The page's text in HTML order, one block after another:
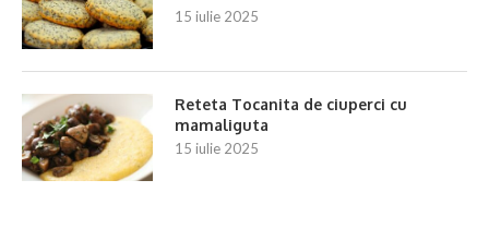
15 iulie 2025
Reteta Tocanita de ciuperci cu
mamaliguta
15 iulie 2025